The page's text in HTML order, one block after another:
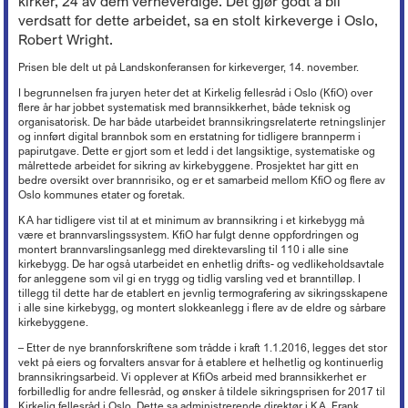
Kronikker og debattinnlegg
Nyheter om KA
Ferie
Oppfølging av sykefravær
Advarsel
Nedbemanning og omorganisering
Vurdering ved ledig stilling
Arbeidstaker eller oppdragstaker?
Seksuell trakassering og overgrep
Reglementer
Arbeidsveiledning (ABV)
Boka «Ledelse og organisering i kristne virksomheter»
Nyhetsbrev fra KA Lederakademi
Hovedtariffavtalen - organisasjonsmedlemmer
Sentrale særavtaler
Lønnssystem på KA-sektoren
Pensjonsordninger
Samarbeid og medbestemmelse
Tillitsvalgtordninger på KA-sektoren
Opplæring og utvikling (OU)
Lokale forhandlinger
Tariffordliste
Tariff 2022
Tariff 2021
Tariff 2020
Tariff 2019
Tariff 2018
Tariff 2017
Tariff 2016
Tariff 2015
Gamle tariffavtaler
Kirkekontrollen 2025
Istandsetting av middelalderkirker i stein
Kirkeinventar
Energi og Enøk
Eiendomsforhold
Offentlige anskaffelser
Verktøy for tilstandsanalyse
Kirkebygg og identitet
Karttjenester
Nettverk for kirkebyggforvaltere
Riksantikvarens tilskudd til konservering av kirkekunst
Beredskap i egen virksomhet
Innbrudds- og tyverisikring
Verdibergingsplan (restverdiredning)
Håndtering av naturfare
Økonomi +
Trossamfunnslov og kirkeordning
Økonomiforskriften
Årsoppgjør, årsregnskap, årsberetning
Intro til merverdiavgift
Merverdiavgift i gravplassforvaltningen
Momskompensasjon
Ti tips - økonomi i kirkelig fellesråd
Avtaler mellom kommunen og kirkelig fellesråd om tjenesteyting
Offentlige anskaffelser
Planarbeid
Svindelforsøk
Organisasjon og forvaltning
Lokal organisasjonsutvikling
Forsikringsordninger for arbeidsgivere
Ansvarsforsikring og ulykkesforsikring
Støtte til deltakelse på yrkesmesse
Støtteordninger for undervisningsansatte
«Stadig bedre»
Arkiv
Mediehåndtering ved begravelser
Digitalisering +
KAs digitaliseringsarbeid
Frivillig digitaliseringsavgift
Gravplass
Kirkebygg
Lønn, personal og regnskap
Brukerforum og brukergrupper
Strømming og kopiering +
Kopiering (Kopinor)
Musikkfremføring (Tono)
Overføring av gudstjenester (strømming)
Digitale musikkrettigheter
Filmvisning i Den norske kirke
Bruk av bilder
Barnehage +
Barnehage i KA
PBL-medlemskap gjennom KA
Krav om eget rettssubjekt
Barnehager og pensjon
Inkluderende arbeidsliv i barnehager
Høringsuttalelser +
Høringsuttalelser f.o.m. 2017
Høringsuttalelser t.o.m. 2016
Kurs og konferanser
Nettbutikk
verdsatt for dette arbeidet, sa en stolt kirkeverge i Oslo,
Robert Wright.
Prisen ble delt ut på Landskonferansen for kirkeverger, 14. november.
I begrunnelsen fra juryen heter det at Kirkelig fellesråd i Oslo (KfiO) over
flere år har jobbet systematisk med brannsikkerhet, både teknisk og
organisatorisk. De har både utarbeidet brannsikringsrelaterte retningslinjer
og innført digital brannbok som en erstatning for tidligere brannperm i
papirutgave. Dette er gjort som et ledd i det langsiktige, systematiske og
målrettede arbeidet for sikring av kirkebyggene. Prosjektet har gitt en
bedre oversikt over brannrisiko, og er et samarbeid mellom KfiO og flere av
Oslo kommunes etater og foretak.
KA har tidligere vist til at et minimum av brannsikring i et kirkebygg må
være et brannvarslingssystem. KfiO har fulgt denne oppfordringen og
montert brannvarslingsanlegg med direktevarsling til 110 i alle sine
kirkebygg. De har også utarbeidet en enhetlig drifts- og vedlikeholdsavtale
for anleggene som vil gi en trygg og tidlig varsling ved et branntilløp. I
tillegg til dette har de etablert en jevnlig termografering av sikringsskapene
i alle sine kirkebygg, og montert slokkeanlegg i flere av de eldre og sårbare
kirkebyggene.
– Etter de nye brannforskriftene som trådde i kraft 1.1.2016, legges det stor
vekt på eiers og forvalters ansvar for å etablere et helhetlig og kontinuerlig
brannsikringsarbeid. Vi opplever at KfiOs arbeid med brannsikkerhet er
forbilledlig for andre fellesråd, og ønsker å tildele sikringsprisen for 2017 til